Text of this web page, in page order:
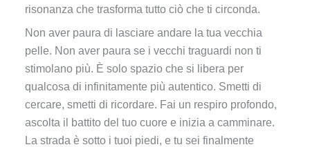
risonanza che trasforma tutto ciò che ti circonda.
Non aver paura di lasciare andare la tua vecchia
pelle. Non aver paura se i vecchi traguardi non ti
stimolano più. È solo spazio che si libera per
qualcosa di infinitamente più autentico. Smetti di
cercare, smetti di ricordare. Fai un respiro profondo,
ascolta il battito del tuo cuore e inizia a camminare.
La strada è sotto i tuoi piedi, e tu sei finalmente